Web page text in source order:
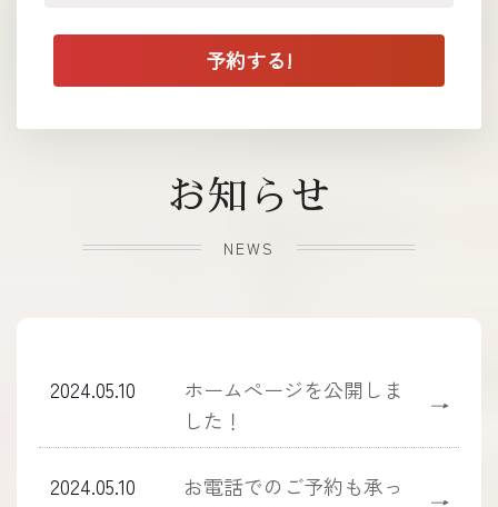
お知らせ
NEWS
2024.05.10
ホームぺージを公開しま
した！
→
2024.05.10
お電話でのご予約も承っ